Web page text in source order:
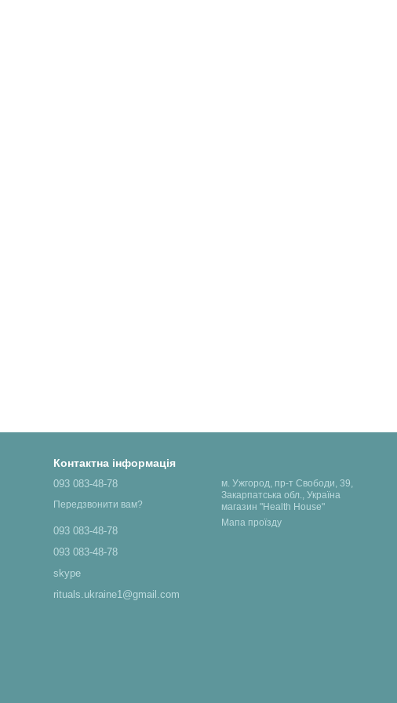
Контактна інформація
093 083-48-78
Передзвонити вам?
093 083-48-78
093 083-48-78
skype
rituals.ukraine1@gmail.com
м. Ужгород, пр-т Свободи, 39,
Закарпатська обл., Україна
магазин "Health House"
Мапа проїзду